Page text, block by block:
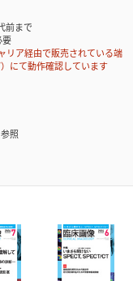
前まで
要
ア経由で販売されている端
にて動作確認しています
照